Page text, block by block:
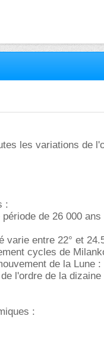
les variations de
:
de 26 000 ans
entre 22° et
cycles de
de la Lune :
l'ordre de la dizaine
: